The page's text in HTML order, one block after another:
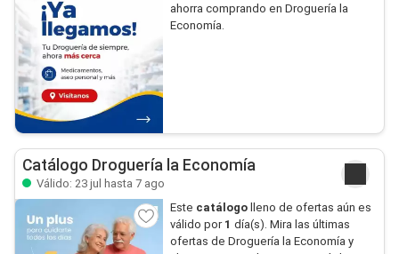
ahorra comprando en Droguería la
Economía.
Catálogo Droguería la Economía
Válido: 23 jul hasta 7 ago
Este catálogolleno de ofertas aún es
válido por 1 día(s). Mira las últimas
ofertas de Droguería la Economía y